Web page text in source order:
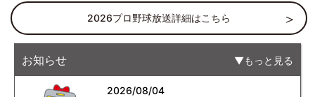
2026プロ野球放送詳細はこちら
お知らせ もっと見る
2026/08/04